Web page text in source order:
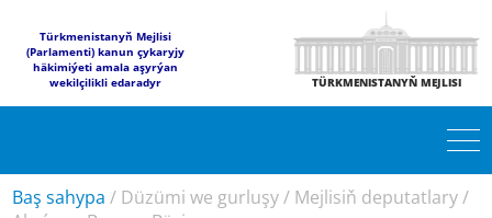
Türkmenistanyň Mejlisi
(Parlamenti) kanun çykaryjy
häkimiýeti amala aşyrýan
wekilçilikli edaradyr
TÜRKMENISTANYŇ MEJLISI
Baş sahypa / Düzümi we gurluşy/ Mejlisiň deputatlary/